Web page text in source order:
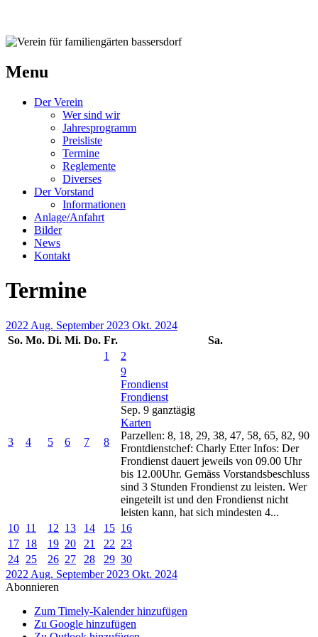
Menu
Der Verein
Wer sind wir
Jahresprogramm
Preisliste
Termine
Reglemente
Diverses
Der Vorstand
Informationen
Anlage/Anfahrt
Bilder
News
Kontakt
Termine
2022 Aug. September 2023 Okt. 2024
So. Mo. Di. Mi. Do. Fr.
Sa.
1
2
3 4 5 6 7 8
9
Frondienst
Frondienst
Sep. 9 ganztägig
Karten
Parzellen: 8, 18, 29, 38, 47, 58, 65, 82, 90
Frontdienstchef: Charly Etter Infos: Der
Frondienst dauert jeweils von 09.00 Uhr
bis 12.00Uhr. Gemäss Vorstandsbeschluss
sind 3 Stunden Frondienst zu leisten. Wer
eingeteilt ist und den Frondienst nicht
leisten kann, hat sich mindesten 4...
10 11 12 13 14 15 16
17 18 19 20 21 22 23
24 25 26 27 28 29 30
2022 Aug. September 2023 Okt. 2024
Abonnieren
Zum Timely-Kalender hinzufügen
Zu Google hinzufügen